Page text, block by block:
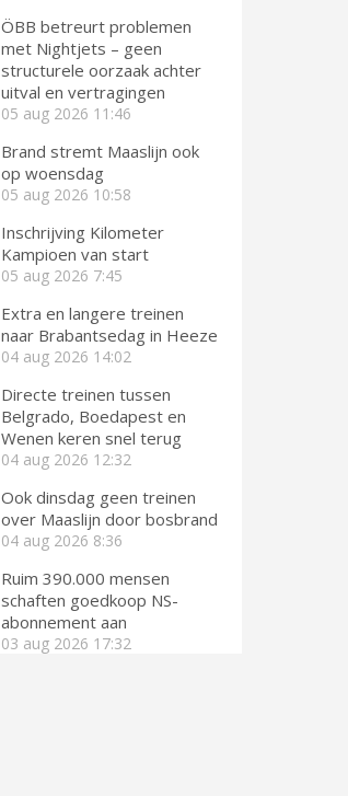
ÖBB betreurt problemen
met Nightjets – geen
structurele oorzaak achter
uitval en vertragingen
05 aug 2026 11:46
Brand stremt Maaslijn ook
op woensdag
05 aug 2026 10:58
Inschrijving Kilometer
Kampioen van start
05 aug 2026 7:45
Extra en langere treinen
naar Brabantsedag in Heeze
04 aug 2026 14:02
Directe treinen tussen
Belgrado, Boedapest en
Wenen keren snel terug
04 aug 2026 12:32
Ook dinsdag geen treinen
over Maaslijn door bosbrand
04 aug 2026 8:36
Ruim 390.000 mensen
schaften goedkoop NS-
abonnement aan
03 aug 2026 17:32